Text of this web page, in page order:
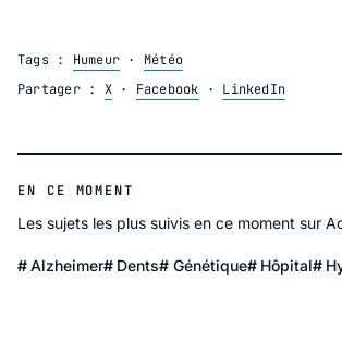
Tags : Humeur · Météo
Partager : X· Facebook · LinkedIn
EN CE MOMENT
Les sujets les plus suivis en ce moment sur
Alzheimer Dents Génétique Hôpital